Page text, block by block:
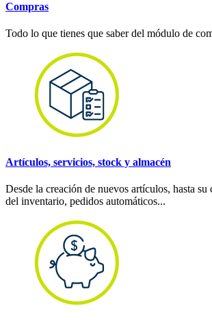
Compras
Todo lo que tienes que saber del módulo de
Artículos, servicios, stock y almacén
Desde la creación de nuevos artículos, hasta
del inventario, pedidos automáticos...